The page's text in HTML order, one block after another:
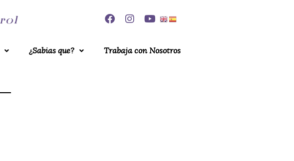
¿Sabias que? Trabaja con Nosotros